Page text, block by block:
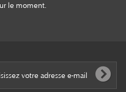
le moment.